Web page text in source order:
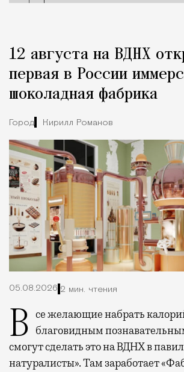
12 августа на ВДНХ
первая в России
шоколадная фабрика
Город Кирилл Романов
05.08.2026 2 мин. чтения
Все желающие набрать калорий к зиме под благовидным
смогут сделать это на ВДНХ в
натуралисты». Там заработает